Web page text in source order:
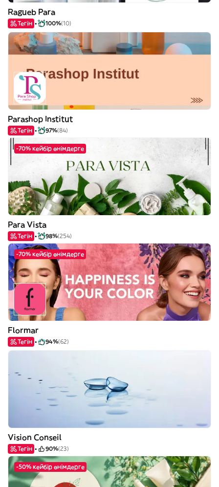
Ragueb Para
Тегін 100%(10)
Parashop Institut
Тегін 97%(84)
-70% кейбір өнімдерге
Para Vista
Тегін 98%(254)
-70% кейбір өнімдерге
Flormar
Тегін 94%(62)
Vision Conseil
Тегін 90%(23)
-50% кейбір өнімдерге